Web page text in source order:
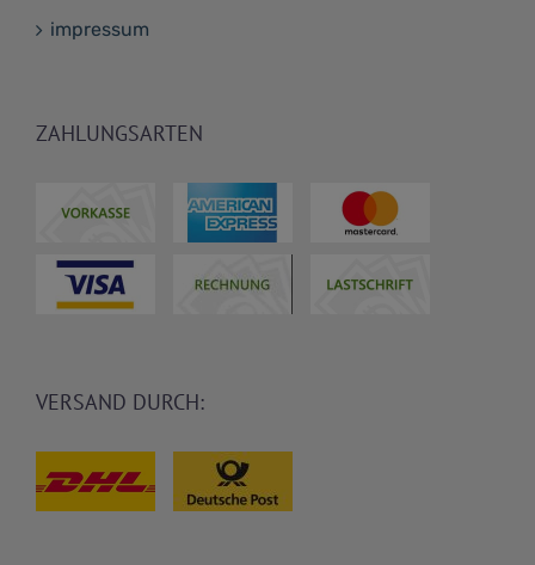
impressum
ZAHLUNGSARTEN
VERSAND DURCH: